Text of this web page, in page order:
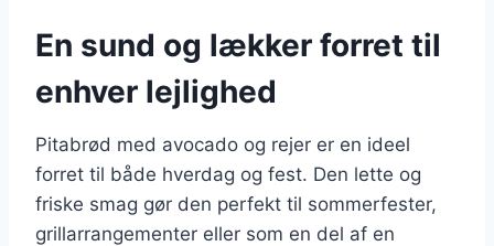
En sund og lækker forret til
enhver lejlighed
Pitabrød med avocado og rejer er en ideel
forret til både hverdag og fest. Den lette og
friske smag gør den perfekt til sommerfester,
grillarrangementer eller som en del af en